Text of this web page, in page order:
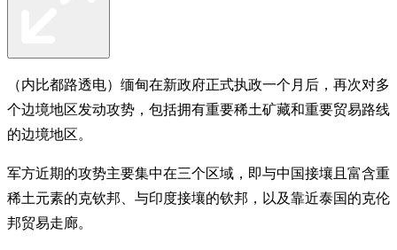
（内比都路透电）缅甸在新政府正式执政一个月后，再次对多
个边境地区发动攻势，包括拥有重要稀土矿藏和重要贸易路线
的边境地区。
军方近期的攻势主要集中在三个区域，即与中国接壤且富含重
稀土元素的克钦邦、与印度接壤的钦邦，以及靠近泰国的克伦
邦贸易走廊。